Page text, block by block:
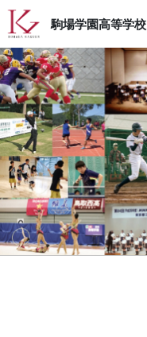
駒場学園高等学校